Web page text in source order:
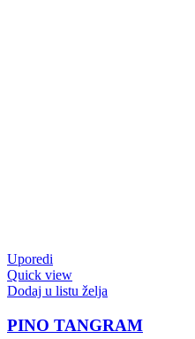
Uporedi
Quick view
Dodaj u listu želja
PINO TANGRAM